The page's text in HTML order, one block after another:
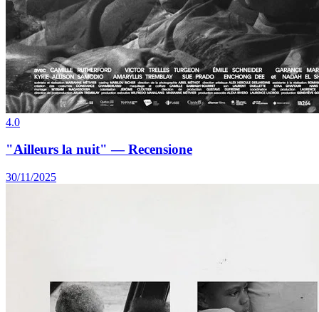
4.0
"Ailleurs la nuit" — Recensione
30/11/2025